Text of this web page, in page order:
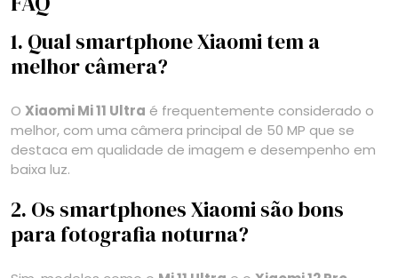
1. Qual smartphone Xiaomi tem a
melhor câmera?
O Xiaomi Mi 11 Ultra é frequentemente considerado o
melhor, com uma câmera principal de 50 MP que se
destaca em qualidade de imagem e desempenho em
baixa luz.
2. Os smartphones Xiaomi são bons
para fotografia noturna?